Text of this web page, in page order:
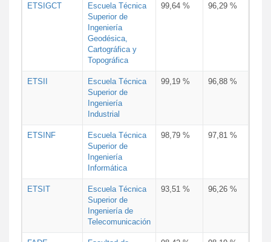
ETSIGCT
Escuela Técnica
Superior de
Ingeniería
Geodésica,
Cartográfica y
Topográfica
99,64 % 96,29 %
ETSII
Escuela Técnica
Superior de
Ingeniería
Industrial
99,19 % 96,88 %
ETSINF
Escuela Técnica
Superior de
Ingeniería
Informática
98,79 % 97,81 %
ETSIT
Escuela Técnica
Superior de
Ingeniería de
Telecomunicación
93,51 % 96,26 %